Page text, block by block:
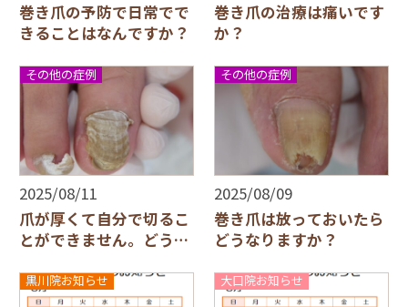
巻き爪の予防で日常でで
きることはなんですか？
巻き爪の治療は痛いです
か？
その他の症例
2025/08/11
爪が厚くて自分で切るこ
とができません。どうす
その他の症例
2025/08/09
巻き爪は放っておいたら
どうなりますか？
黒川院お知らせ 大口院お知らせ